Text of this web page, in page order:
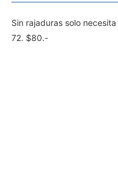
Sin rajaduras solo
72. $80.-